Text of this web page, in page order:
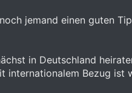
jemand einen guten
in Deutschland
internationalem Bezug